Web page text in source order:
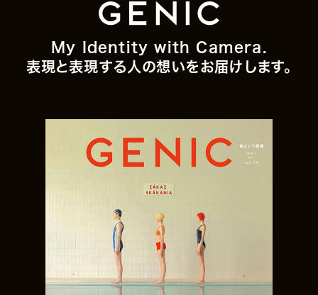
My Identity with Camera.
表現と表現する人の想いをお届けします。